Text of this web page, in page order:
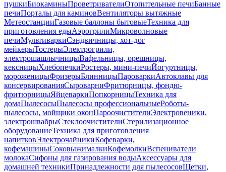
пушкиБиокаминыПроветривателиОтопительные печиБанные
печиПорталы для каминовВентиляторы вытяжные
МетеостанцииГазовые баллоны бытовыеТехника для
приготовления едыАэрогрилиМикроволновые
печиМультиваркиСэндвичницы, хот-дог
мейкерыТостерыЭлектрогрили,
электрошашлычницыВафельницы, орешницы,
кексницыХлебопечкиРостеры, мини-печиЙогуртницы,
мороженицыФризерыБлинницыПароваркиАвтоклавы для
консервированияСыроварниФритюрницы, фондю-
фритюрницыЯйцеваркиПопкорницыТехника для
домаПылесосыПылесосы профессиональныеРоботы-
пылесосы, мойщики оконПароочистителиЭлектровеники,
электрошвабрыСтеклоочистителиСтерилизационное
оборудованиеТехника для приготовления
напитковЭлектрочайникиКофеварки,
кофемашиныСоковыжималкиКофемолкиВспениватели
молокаСифоны для газирования водыАксессуары для
домашней техникиПринадлежности для пылесосовЩетки,